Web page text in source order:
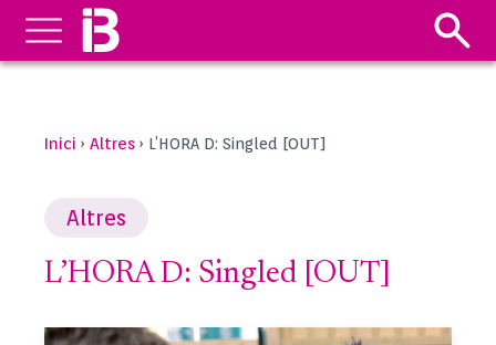
Inici › Altres › L’HORA D: Singled [OUT]
Altres
L’HORA D: Singled [OUT]